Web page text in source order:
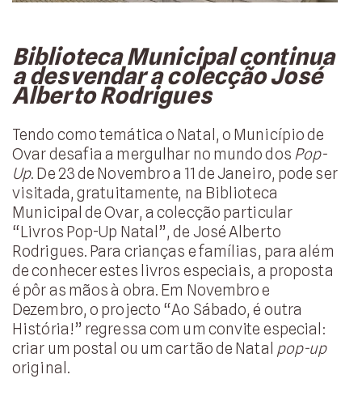
Biblioteca Municipal continua
a desvendar a colecção José
Alberto Rodrigues
Tendo como temática o Natal, o Município de
Ovar desafia a mergulhar no mundo dos Pop-
Up. De 23 de Novembro a 11 de Janeiro, pode ser
visitada, gratuitamente, na Biblioteca
Municipal de Ovar, a colecção particular
“Livros Pop-Up Natal”, de José Alberto
Rodrigues. Para crianças e famílias, para além
de conhecer estes livros especiais, a proposta
é pôr as mãos à obra. Em Novembro e
Dezembro, o projecto “Ao Sábado, é outra
História!” regressa com um convite especial:
criar um postal ou um cartão de Natal pop-up
original.